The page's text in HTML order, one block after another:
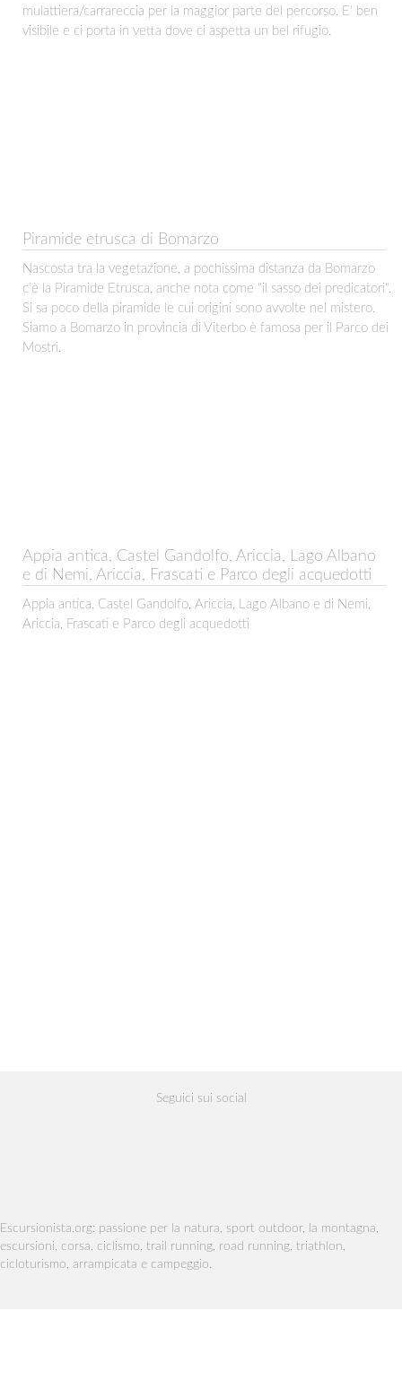
mulattiera/carrareccia per la maggior parte del percorso. E' ben
visibile e ci porta in vetta dove ci aspetta un bel rifugio.
Piramide etrusca di Bomarzo
Nascosta tra la vegetazione, a pochissima distanza da Bomarzo
c'è la Piramide Etrusca, anche nota come "il sasso dei predicatori".
Si sa poco della piramide le cui origini sono avvolte nel mistero.
Siamo a Bomarzo in provincia di Viterbo è famosa per il Parco dei
Mostri.
Appia antica, Castel Gandolfo, Ariccia, Lago Albano
e di Nemi, Ariccia, Frascati e Parco degli acquedotti
Appia antica, Castel Gandolfo, Ariccia, Lago Albano e di Nemi,
Ariccia, Frascati e Parco degli acquedotti
Seguici sui social
Escursionista.org: passione per la natura, sport outdoor, la montagna,
escursioni, corsa, ciclismo, trail running, road running, triathlon,
cicloturismo, arrampicata e campeggio.